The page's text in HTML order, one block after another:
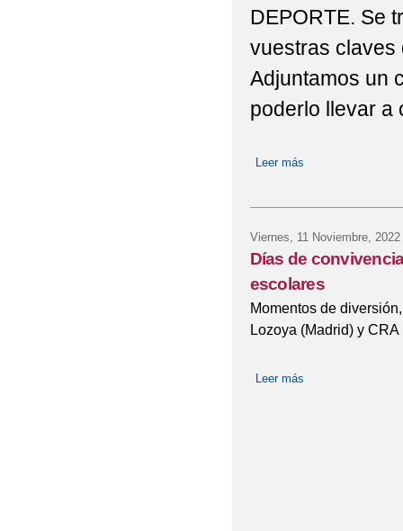
DEPORTE. Se
vuestras claves
Adjuntamos un
poderlo llevar a
Leer más
Viernes, 11 Noviembre, 2022
Días de
escolares
Momentos de
Lozoya (Madrid) y
Leer más